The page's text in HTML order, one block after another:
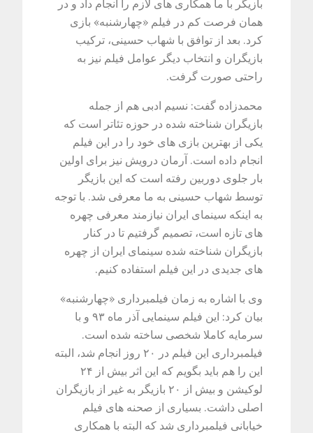
بازیگر با ما همکاری های لازم را انجام داد و در
همان فرصت کم در فیلم «چهارشنبه» بازی
کرد. بعد از توافق با شهاب حسینی، ترکیب
بازیگران و انتخاب دیگر عوامل فیلم نیز به
راحتی صورت گرفت.
محمدزاده گفت: نسیم ادبی هم از جمله
بازیگران شناخته شده در حوزه تئاتر است که
یکی از بهترین بازی های خود را در این فیلم
انجام داده است. آرمان درویش نیز برای اولین
بار جلوی دوربین رفته است که این بازیگر
توسط شهاب حسینی به ما معرفی شد. با توجه
به اینکه سینمای ایران نیازمند معرفی چهره
های تازه است، تصمیم گرفتیم تا در کنار
بازیگران شناخته شده سینمای ایران از چهره
های جدیدی در این فیلم استفاده کنیم.
وی با اشاره به زمان فیلمبرداری «چهارشنبه»
بیان کرد: این فیلم سینمایی آذر ماه ۹۳ و با
سرمایه کاملا شخصی ساخته شده است.
فیلمبرداری این فیلم در ۲۰ روز انجام شد، البته
این را هم باید بگویم که این اثر بیش از ۲۴
لوکیشن و بیش از ۲۰ بازیگر به غیر از بازیگران
اصلی داشت. بسیاری از صحنه های فیلم
خیابانی فیلمبرداری شد که البته با همکاری